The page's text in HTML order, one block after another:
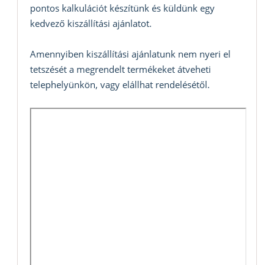
pontos kalkulációt készítünk és küldünk egy
kedvező kiszállítási ajánlatot.
Amennyiben kiszállítási ajánlatunk nem nyeri el
tetszését a megrendelt termékeket átveheti
telephelyünkön, vagy elállhat rendelésétől.